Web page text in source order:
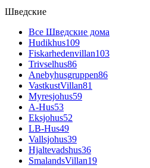
Шведские
Все Шведские дома
Hudikhus109
Fiskarhedenvillan103
Trivselhus86
Anebyhusgruppen86
VastkustVillan81
Myresjohus59
A-Hus53
Eksjohus52
LB-Hus49
Vallsjohus39
Hjaltevadshus36
SmalandsVillan19